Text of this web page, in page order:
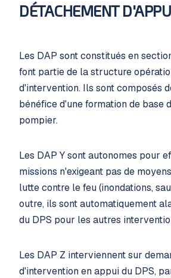
DÉTACHEMENT
Les DAP sont constitués en
font partie de la structure
d'intervention. Ils sont composés
bénéfice d'une formation de base
pompier.
Les DAP Y sont autonomes pour
missions n'exigeant pas de
lutte contre le feu (inondations,
outre, ils sont automatiquement
du DPS pour les autres
Les DAP Z interviennent sur
d'intervention en appui du DPS,